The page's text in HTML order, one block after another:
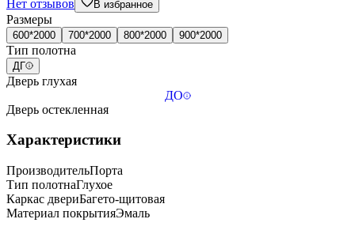
Нет отзывов В избранное
Размеры
600*2000 700*2000 800*2000 900*2000
Тип полотна
ДГ
Дверь глухая
ДО
Дверь остекленная
Характеристики
ПроизводительПорта
Тип полотнаГлухое
Каркас двериБагето-щитовая
Материал покрытияЭмаль